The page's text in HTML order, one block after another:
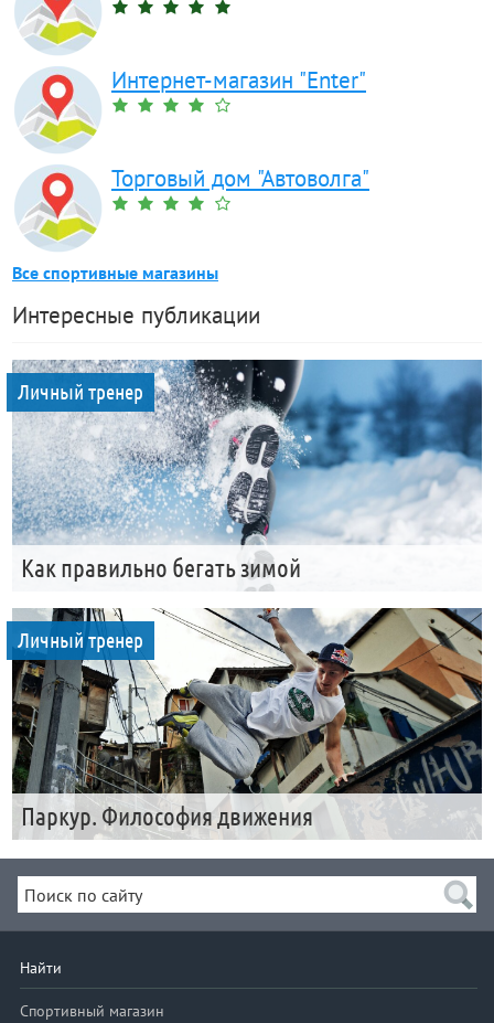
Интернет-магазин "Enter"
Торговый дом "Автоволга"
Все спортивные магазины
Интересные публикации
Личный тренер
Как правильно бегать зимой
Личный тренер
Паркур. Философия движения
Найти
Спортивный магазин